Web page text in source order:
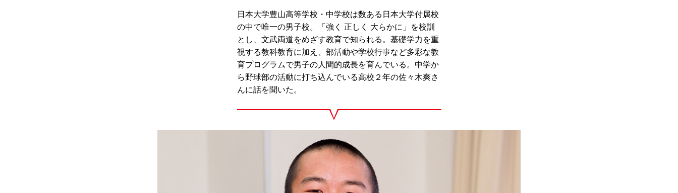
日本大学豊山高等学校・中学校は数ある日本大学付属校
の中で唯一の男子校。「強く 正しく 大らかに」を校訓
とし、文武両道をめざす教育で知られる。基礎学力を重
視する教科教育に加え、部活動や学校行事など多彩な教
育プログラムで男子の人間的成長を育んでいる。中学か
ら野球部の活動に打ち込んでいる高校２年の佐々木爽さ
んに話を聞いた。